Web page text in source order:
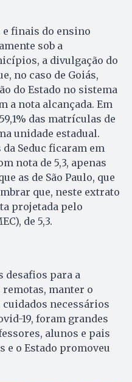
finais do ensino
sob a
a divulgação do
no caso de Goiás,
do Estado no sistema
a nota alcançada. Em
das matrículas de
unidade estadual.
Seduc ficaram em
nota de 5,3, apenas
as de São Paulo, que
que, neste extrato
projetada pelo
de 5,3.
desafios para a
remotas, manter o
necessários
19, foram grandes
alunos e pais
e o Estado promoveu